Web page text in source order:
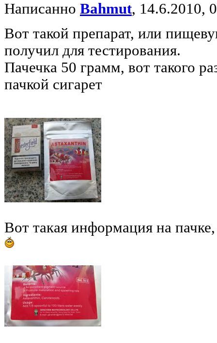
Написанно Bahmut, 14.6.2010,
Вот такой препарат, или
получил для тестирования.
Пачечка 50 грамм, вот такого
пачкой сигарет
Вот такая информация на